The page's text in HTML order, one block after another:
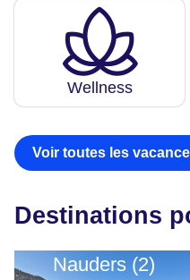
Wellness
Voir toutes les
Destinations
Nauders (2)